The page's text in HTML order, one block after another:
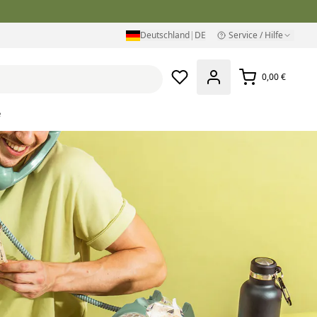
Deutschland| DE Service / Hilfe
0,00 €